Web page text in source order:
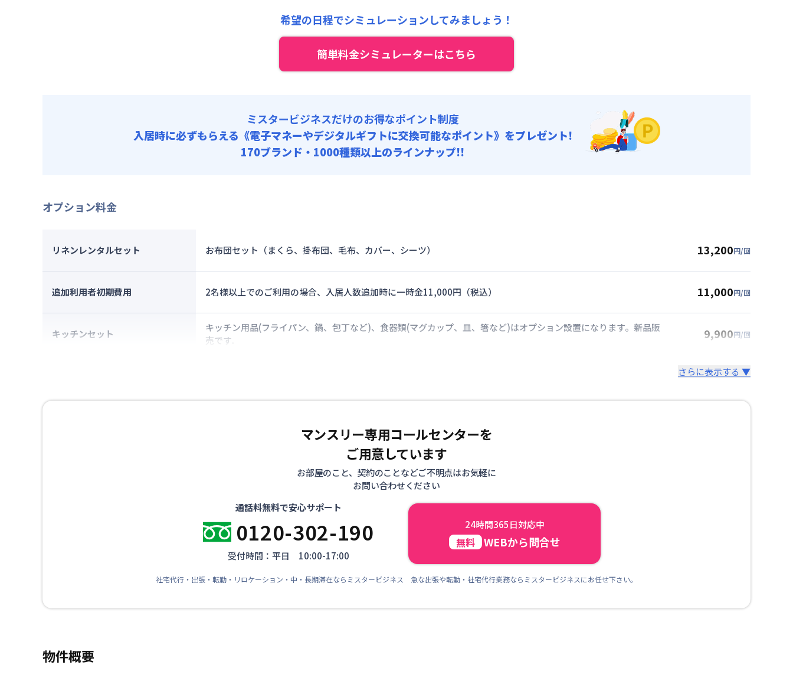
希望の日程でシミュレーションしてみましょう！
簡単料金シミュレーターはこちら
ミスタービジネスだけのお得なポイント制度
入居時に必ずもらえる 《電子マネーやデジタルギフトに交換可能なポイント》をプレゼント!
170ブランド・1000種類以上のラインナップ!!
オプション料金
リネンレンタルセット お布団セット（まくら、掛布団、毛布、カバー、シーツ） 13,200円/回
追加利用者初期費用 2名様以上でのご利用の場合、入居人数追加時に一時金11,000円（税込） 11,000円/回
キッチンセット
キッチン用品(フライパン、鍋、包丁など)、食器類(マグカップ、皿、箸など)はオプション設置になります。新品販
売です.
9,900円/回
さらに表示する ▼
マンスリー専用コールセンターを
ご用意しています
お部屋のこと、契約のことなどご不明点はお気軽に
お問い合わせください
通話料無料で安心サポート
0120-302-190
受付時間：平日 10:00-17:00
24時間365日対応中
無料 WEBから問合せ
社宅代行・出張・転勤・リロケーション・中・長期滞在ならミスタービジネス 急な出張や転勤・社宅代行業務ならミスタービジネスにお任せ下さい。
物件概要